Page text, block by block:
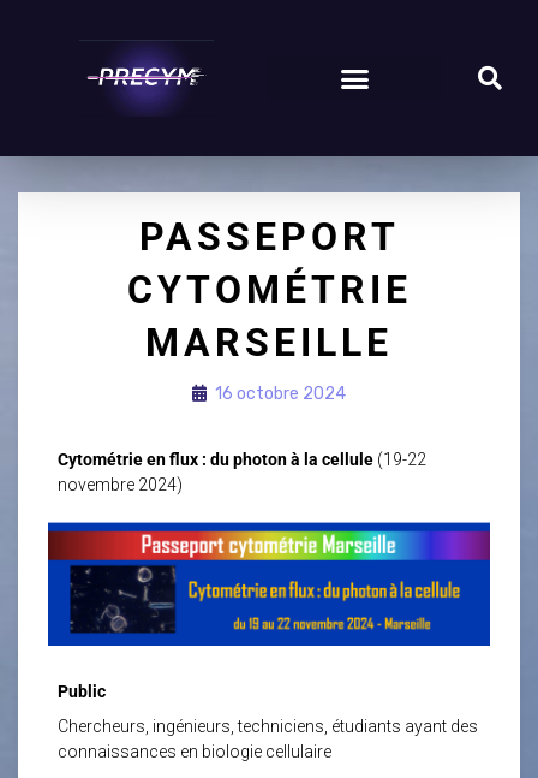
PASSEPORT
CYTOMÉTRIE
MARSEILLE
16 octobre 2024
Cytométrie en flux : du photon à la cellule (19-22
novembre 2024)
Public
Chercheurs, ingénieurs, techniciens, étudiants ayant des
connaissances en biologie cellulaire